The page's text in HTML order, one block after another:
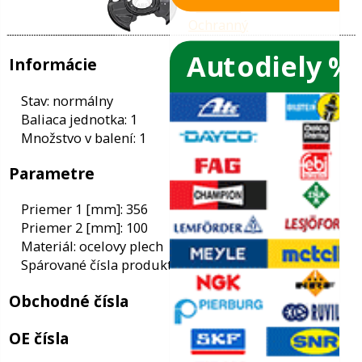
oleja
Autodiely %